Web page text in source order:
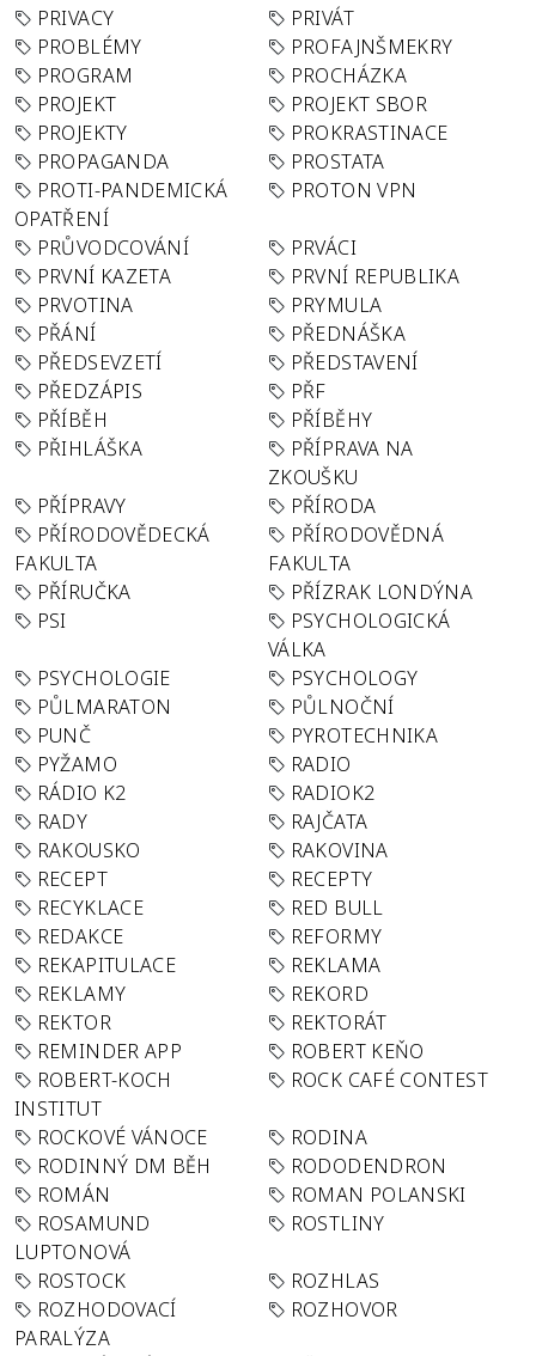
PRIVACY
PRIVÁT
PROBLÉMY
PROFAJNŠMEKRY
PROGRAM
PROCHÁZKA
PROJEKT
PROJEKT SBOR
PROJEKTY
PROKRASTINACE
PROPAGANDA
PROSTATA
PROTI-PANDEMICKÁ
OPATŘENÍ
PROTON VPN
PRŮVODCOVÁNÍ
PRVÁCI
PRVNÍ KAZETA
PRVNÍ REPUBLIKA
PRVOTINA
PRYMULA
PŘÁNÍ
PŘEDNÁŠKA
PŘEDSEVZETÍ
PŘEDSTAVENÍ
PŘEDZÁPIS
PŘF
PŘÍBĚH
PŘÍBĚHY
PŘIHLÁŠKA
PŘÍPRAVA NA
ZKOUŠKU
PŘÍPRAVY
PŘÍRODA
PŘÍRODOVĚDECKÁ
FAKULTA
PŘÍRODOVĚDNÁ
FAKULTA
PŘÍRUČKA
PŘÍZRAK LONDÝNA
PSI
PSYCHOLOGICKÁ
VÁLKA
PSYCHOLOGIE
PSYCHOLOGY
PŮLMARATON
PŮLNOČNÍ
PUNČ
PYROTECHNIKA
PYŽAMO
RADIO
RÁDIO K2
RADIOK2
RADY
RAJČATA
RAKOUSKO
RAKOVINA
RECEPT
RECEPTY
RECYKLACE
RED BULL
REDAKCE
REFORMY
REKAPITULACE
REKLAMA
REKLAMY
REKORD
REKTOR
REKTORÁT
REMINDER APP
ROBERT KEŇO
ROBERT-KOCH
INSTITUT
ROCK CAFÉ CONTEST
ROCKOVÉ VÁNOCE
RODINA
RODINNÝ DM BĚH
RODODENDRON
ROMÁN
ROMAN POLANSKI
ROSAMUND
LUPTONOVÁ
ROSTLINY
ROSTOCK
ROZHLAS
ROZHODOVACÍ
PARALÝZA
ROZHOVOR